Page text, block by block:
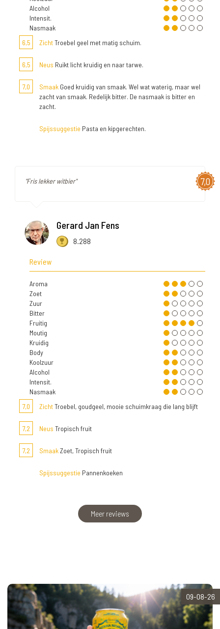
Alcohol
Intensit.
Nasmaak
6,5
ZichtTroebel geel met matig schuim.
6,5 Neus Ruikt licht kruidig en naar tarwe.
7,0 Smaak Goed kruidig van smaak. Wel wat waterig, maar wel
zacht van smaak. Redelijk bitter. De nasmaak is bitter en
zacht.
Spijssuggestie Pasta en kipgerechten.
7,0
"Fris lekker witbier"
Gerard Jan Fens
8.288
Review
Aroma
Zoet
Zuur
Bitter
Fruitig
Moutig
Kruidig
Body
Koolzuur
Alcohol
Intensit.
Nasmaak
7,0
ZichtTroebel, goudgeel, mooie schuimkraag die lang blijft
7,2 Neus Tropisch fruit
7,2 SmaakZoet, Tropisch fruit
Spijssuggestie Pannenkoeken
Meer reviews
09-08-26